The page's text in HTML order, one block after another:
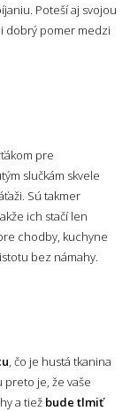
Poteší aj svojou
dobrý pomer medzi
pre
slučkám skvele
Sú takmer
ich stačí len
chodby, kuchyne
bez námahy.
, čo je hustá tkanina
je, že vaše
a tiež bude tlmiť